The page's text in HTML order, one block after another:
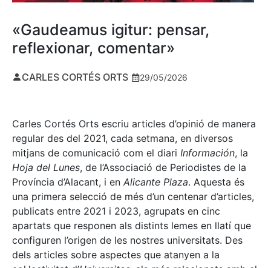
«Gaudeamus igitur: pensar,
reflexionar, comentar»
CARLES CORTÉS ORTS 29/05/2026
Carles Cortés Orts escriu articles d’opinió de manera
regular des del 2021, cada setmana, en diversos
mitjans de comunicació com el diari Información, la
Hoja del Lunes, de l’Associació de Periodistes de la
Província d’Alacant, i en Alicante Plaza. Aquesta és
una primera selecció de més d’un centenar d’articles,
publicats entre 2021 i 2023, agrupats en cinc
apartats que responen als distints lemes en llatí que
configuren l’origen de les nostres universitats. Des
dels articles sobre aspectes que atanyen a la